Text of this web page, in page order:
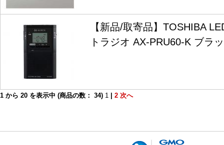
【新品/取寄品】TOSHIBA
トラジオ AX-PRU60-K ブラ
1 から 20 を表示中 (商品の数： 34) 1 2 次へ